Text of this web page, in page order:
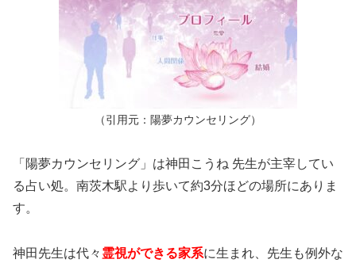
（引用元：陽夢カウンセリング）
「陽夢カウンセリング」は神田こうね 先生が主宰してい
る占い処。南茨木駅より歩いて約3分ほどの場所にありま
す。
神田先生は代々 霊視ができる家系に生まれ、先生も例外な